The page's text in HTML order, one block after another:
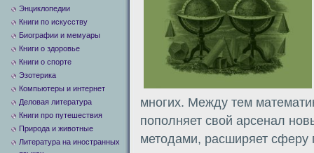
многих. Между тем
пополняет свой арсенал
методами, расширяет сферу
Энциклопедии
Книги по искусству
Биографии и мемуары
Книги о здоровье
Книги о спорте
Эзотерика
Компьютеры и интернет
Деловая литература
Книги про путешествия
Природа и животные
Литература на иностранных